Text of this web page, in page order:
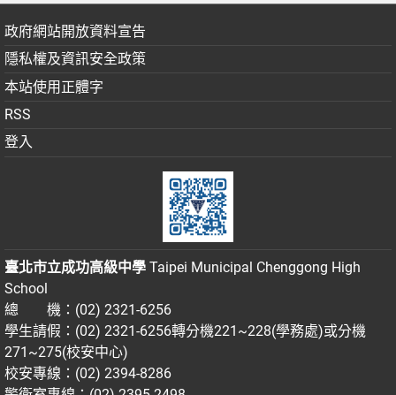
政府網站開放資料宣告
隱私權及資訊安全政策
本站使用正體字
RSS
登入
臺北市立成功高級中學 Taipei Municipal Chenggong High
School
總 機：(02) 2321-6256
學生請假：(02) 2321-6256轉分機221~228(學務處)或分機
271~275(校安中心)
校安專線：(02) 2394-8286